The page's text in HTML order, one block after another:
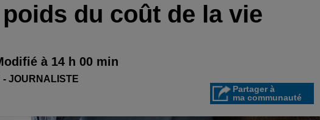
du coût de la vie
à 14 h 00 min
- JOURNALISTE
Partager à
ma communauté